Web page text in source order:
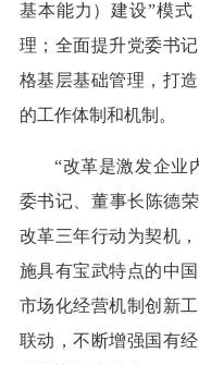
基本能力）建设”模
理；全面提升党委书
格基层基础管理，打
的工作体制和机制。
“改革是激发企业
委书记、董事长陈德
改革三年行动为契机
施具有宝武特点的中
市场化经营机制创新
联动，不断增强国有